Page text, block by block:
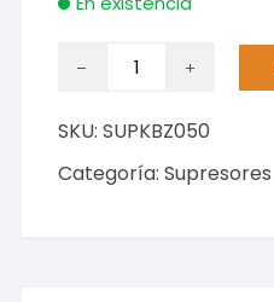
Supresor
cantidad
SKU:SUPKBZ050
Categoría:Supresores